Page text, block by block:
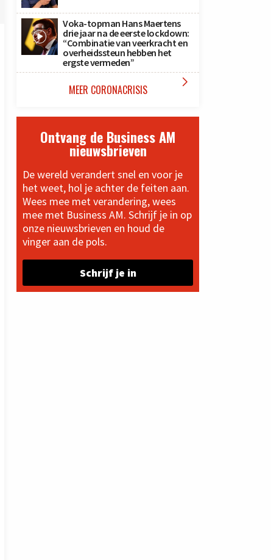
Voka-topman Hans Maertens
drie jaar na de eerste lockdown:
“Combinatie van veerkracht en
overheidssteun hebben het
ergste vermeden”
MEER CORONACRISIS 
Ontvang de Business AM
nieuwsbrieven
De wereld verandert snel en voor je
het weet, hol je achter de feiten aan.
Wees mee met verandering, wees
mee met Business AM. Schrijf je in op
onze nieuwsbrieven en houd de
vinger aan de pols.
Schrijf je in